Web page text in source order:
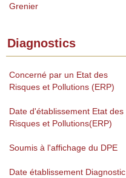
Grenier
Diagnostics
Concerné par un Etat des
Risques et Pollutions (ERP)
Date d'établissement Etat des
Risques et Pollutions(ERP)
Soumis à l'affichage du DPE
Date établissement Diagnostic